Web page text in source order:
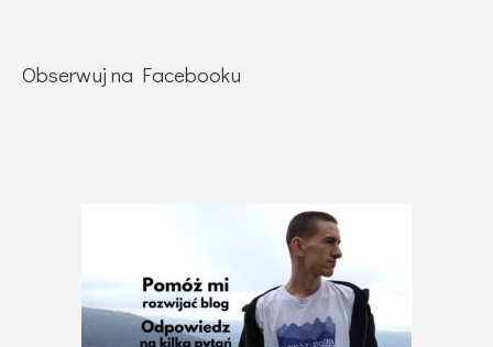
Obserwuj na Facebooku